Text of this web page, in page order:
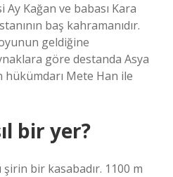
Kağan ve babası Kara
baş kahramanıdır.
geldiğine
göre destanda Asya
Mete Han ile
bir yer?
bir kasabadır. 1100 m